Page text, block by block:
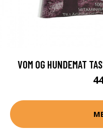
VOM OG HUNDEMAT